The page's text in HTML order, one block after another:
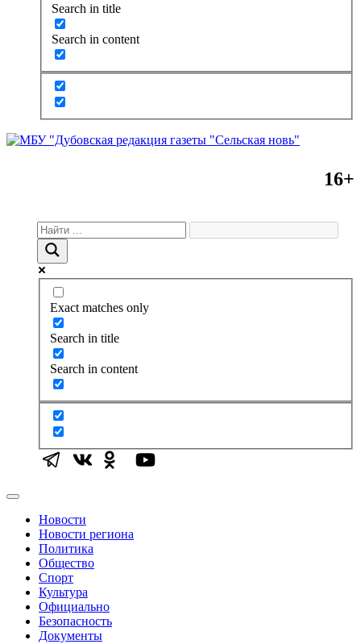
Search in title
Search in content
16+
Exact matches only
Search in title
Search in content
Новости
Новости региона
Политика
Общество
Спорт
Культура
Официально
Безопасность
Документы